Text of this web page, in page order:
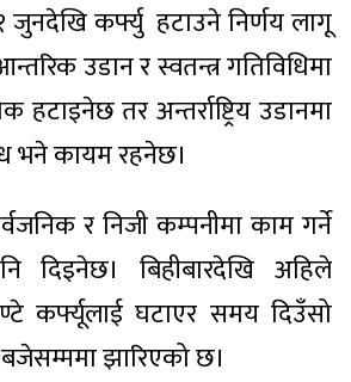
जुनदेखि कर्फ्यु हटाउने निर्णय लागू
उडान र स्वतन्त्र गतिविधिमा
तर अन्तर्राष्ट्रिय उडानमा
भने कायम रहनेछ।
र निजी कम्पनीमा काम गर्ने
दिइनेछ। बिहीबारदेखि अहिले
कर्फ्यूलाई घटाएर समय दिउँसो
झारिएको छ।